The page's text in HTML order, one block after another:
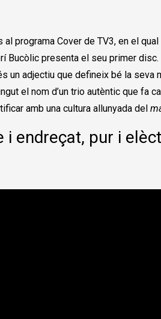
programa Cover de TV3, en el
Bucòlic presenta el seu primer
un adjectiu que defineix bé la seva
el nom d’un trio autèntic que fa
amb una cultura allunyada del
endreçat, pur i